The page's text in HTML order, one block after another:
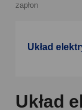
zapłon
Układ
Układ